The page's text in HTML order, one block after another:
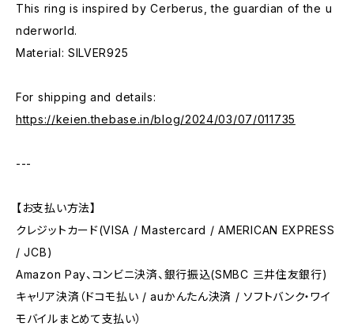
This ring is inspired by Cerberus, the guardian of the u
nderworld.
Material: SILVER925
For shipping and details:
https://keien.thebase.in/blog/2024/03/07/011735
---
【お支払い方法】
クレジットカード(VISA / Mastercard / AMERICAN EXPRESS
/ JCB)
Amazon Pay、コンビニ決済、銀行振込(SMBC 三井住友銀行)
キャリア決済（ドコモ払い / auかんたん決済 / ソフトバンク・ワイ
モバイルまとめて支払い）